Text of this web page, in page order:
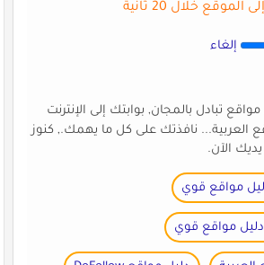
خلال 20 ثانية
إلغاء
تبادل بالمجان, بوابتك إلى الإنترنت
العربية... نافذتك على كل ما يهمك., كنوز
الآن.
مواقع قوي
مواقع قوي